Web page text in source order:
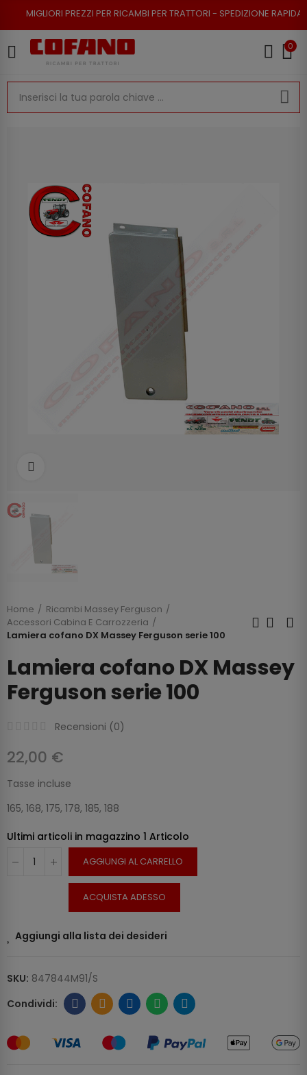
PREZZI PER RICAMBI PER TRATTORI - SPEDIZIONE RAPIDA - RESO
0
Home
Ricambi Massey Ferguson
Accessori Cabina E Carrozzeria
Lamiera cofano DX Massey Ferguson serie 100
Lamiera cofano DX Massey
Ferguson serie 100
Recensioni (0)
22,00 €
Tasse incluse
165, 168, 175, 178, 185, 188
Ultimi articoli in magazzino 1 Articolo
AGGIUNGI AL CARRELLO
ACQUISTA ADESSO
Aggiungi alla lista dei desideri
SKU: 847844M91/S